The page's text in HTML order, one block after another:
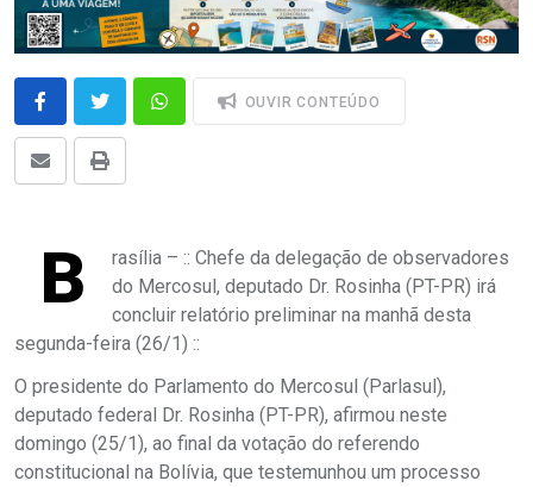
OUVIR CONTEÚDO
B
rasília – :: Chefe da delegação de observadores
do Mercosul, deputado Dr. Rosinha (PT-PR) irá
concluir relatório preliminar na manhã desta
segunda-feira (26/1) ::
O presidente do Parlamento do Mercosul (Parlasul),
deputado federal Dr. Rosinha (PT-PR), afirmou neste
domingo (25/1), ao final da votação do referendo
constitucional na Bolívia, que testemunhou um processo